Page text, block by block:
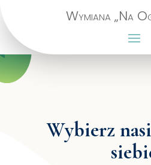
Wymiana „Na
Wybierz